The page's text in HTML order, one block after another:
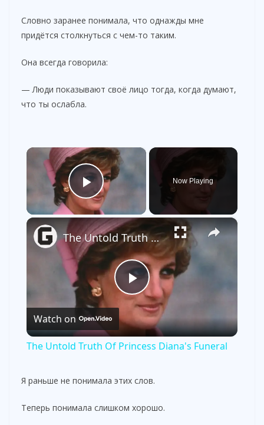
Словно заранее понимала, что однажды мне
придётся столкнуться с чем-то таким.
Она всегда говорила:
— Люди показывают своё лицо тогда, когда думают,
что ты ослабла.
×
Play Video
Now Playing
×
P
l
The Untold Truth Of Princess Diana's Funeral
Watch on
The Untold Truth Of Princess Diana's Funeral
Я раньше не понимала этих слов.
Теперь понимала слишком хорошо.